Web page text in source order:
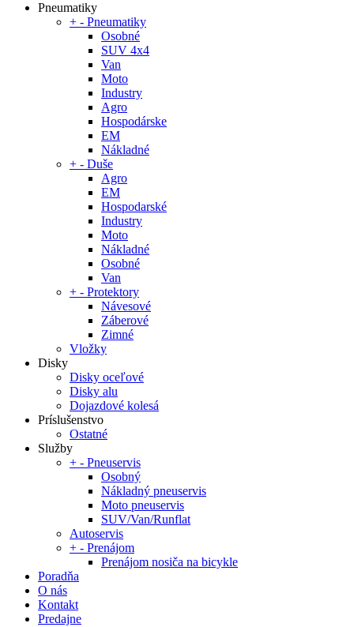
Pneumatiky
+ - Pneumatiky
Osobné
SUV 4x4
Van
Moto
Industry
Agro
Hospodárske
EM
Nákladné
+ - Duše
Agro
EM
Hospodarské
Industry
Moto
Nákladné
Osobné
Van
+ - Protektory
Návesové
Záberové
Zimné
Vložky
Disky
Disky oceľové
Disky alu
Dojazdové kolesá
Príslušenstvo
Ostatné
Služby
+ - Pneuservis
Osobný
Nákladný pneuservis
Moto pneuservis
SUV/Van/Runflat
Autoservis
+ - Prenájom
Prenájom nosiča na bicykle
Poradňa
O nás
Kontakt
Predajne